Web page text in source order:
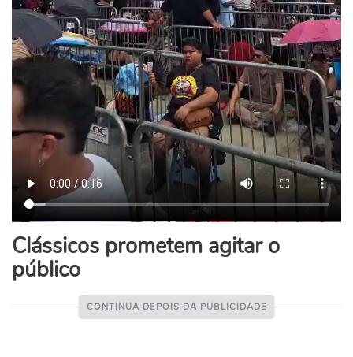
Clássicos prometem agitar o
público